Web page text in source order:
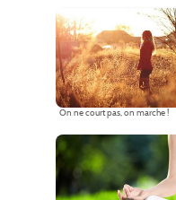
On ne court pas, on marche !